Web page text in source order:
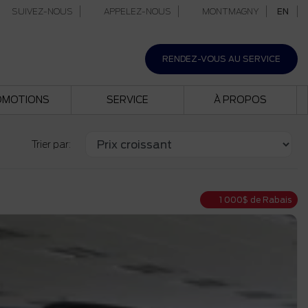
SUIVEZ-NOUS APPELEZ-NOUS MONTMAGNY EN
RENDEZ-VOUS AU SERVICE
SERVICE À PROPOS
Trier par:
1 000$ de Rabais